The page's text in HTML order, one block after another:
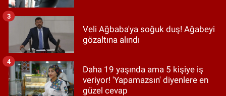
Veli Ağbaba'ya soğuk duş! Ağabeyi
gözaltına alındı
3
Daha 19 yaşında ama 5 kişiye iş
veriyor! 'Yapamazsın' diyenlere en
güzel cevap
4